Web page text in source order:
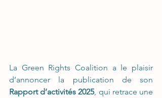
La Green Rights Coalition a le plaisir
Rapport d’activités 2025, qui retrace une